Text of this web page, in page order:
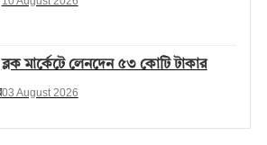
ব্লক মার্কেটে লেনদেন ৫৩ কোটি টাকার
03 August 2026